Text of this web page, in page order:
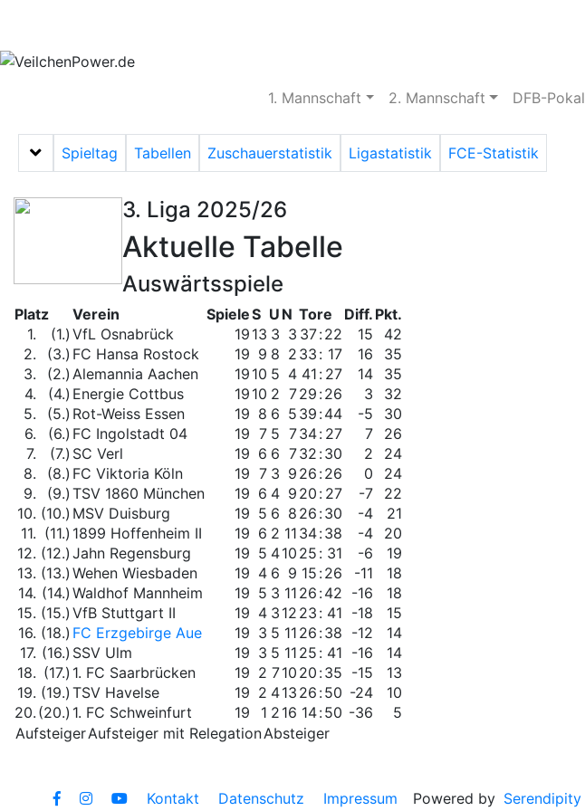
1. Mannschaft 2. Mannschaft DFB-Pokal
Menü auf-/zuklappen
Spieltag Tabellen Zuschauerstatistik Ligastatistik FCE-Statistik
3. Liga 2025/26
Aktuelle Tabelle
Auswärtsspiele
Platz Verein SpieleS U N Tore Diff. Pkt.
1.
(1.) VfL Osnabrück 19 13 3 3 37:22 15
42
2.
(3.) FC Hansa Rostock 19 9 8 2 33 : 17 16
35
3.
(2.) Alemannia Aachen 19 10 5 4 41 : 27 14
35
4.
(4.) Energie Cottbus 19 10 2 729 :26 3
32
5.
(5.) Rot-Weiss Essen 19 8 6 5 39 :44 -5
30
6.
(6.) FC Ingolstadt 04 19 7 5 734: 27 7
26
7.
(7.) SC Verl 19 6 6 732 :30 2
24
8.
(8.) FC Viktoria Köln 19 7 3 9 26 :26 0
24
9.
(9.) TSV 1860 München 19 6 4 9 20 : 27 -7
22
10. (10.) MSV Duisburg 19 5 6 8 26 :30 -4
21
11. (11.) 1899 Hoffenheim II 19 6 2 11 34:38 -4
20
12. (12.) Jahn Regensburg 19 5 410 25 : 31 -6
19
13. (13.) Wehen Wiesbaden 19 4 6 9 15 :26 -11
18
14. (14.) Waldhof Mannheim 19 5 3 11 26 :42 -16
18
15. (15.) VfB Stuttgart II 19 4 3 12 23 : 41 -18
15
16. (18.) FC Erzgebirge Aue 19 3 5 11 26 :38 -12
14
17. (16.) SSV Ulm 19 3 5 11 25 : 41 -16
14
18. (17.) 1. FC Saarbrücken 19 2 710 20 :35 -15
13
19. (19.) TSV Havelse 19 2 413 26 :50 -24
10
20. (20.) 1. FC Schweinfurt 19 1 2 16 14:50 -36
5
AufsteigerAufsteiger mit RelegationAbsteiger
Kontakt Datenschutz Impressum Powered by Serendipity